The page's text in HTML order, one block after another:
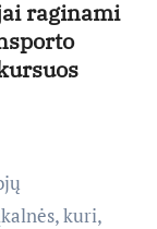
raginami
kuri,